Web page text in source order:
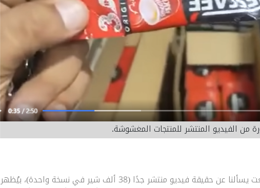
من الفيديو المنتشر للمنتجات المغشوشة.
بعت يسألنا عن حقيقة فيديو منتشر جدًا (38 ألف شير في نسخة واحدة)، بيُظهر